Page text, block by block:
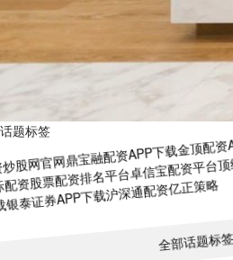
话题标签
配资炒股网官网鼎宝融配资APP下载金顶
国际配资股票配资排名平台卓信宝配资平
下载银泰证券APP下载沪深通配资亿正策略
全部话题标